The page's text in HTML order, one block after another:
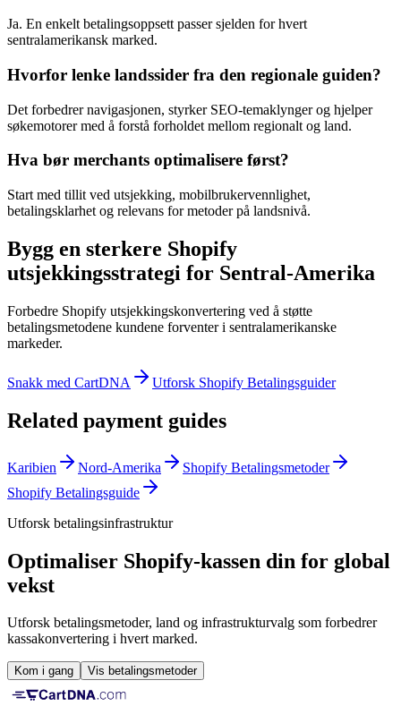
Ja. En enkelt betalingsoppsett passer sjelden for hvert
sentralamerikansk marked.
Hvorfor lenke landssider fra den regionale guiden?
Det forbedrer navigasjonen, styrker SEO-temaklynger og hjelper
søkemotorer med å forstå forholdet mellom regionalt og land.
Hva bør merchants optimalisere først?
Start med tillit ved utsjekking, mobilbrukervennlighet,
betalingsklarhet og relevans for metoder på landsnivå.
Bygg en sterkere Shopify
utsjekkingsstrategi for Sentral-Amerika
Forbedre Shopify utsjekkingskonvertering ved å støtte
betalingsmetodene kundene forventer i sentralamerikanske
markeder.
Snakk med CartDNA Utforsk Shopify Betalingsguider
Related payment guides
Karibien Nord-Amerika
Shopify Betalingsmetoder
Shopify Betalingsguide
Utforsk betalingsinfrastruktur
Optimaliser Shopify-kassen din for global
vekst
Utforsk betalingsmetoder, land og infrastrukturvalg som forbedrer
kassakonvertering i hvert marked.
Kom i gang Vis betalingsmetoder